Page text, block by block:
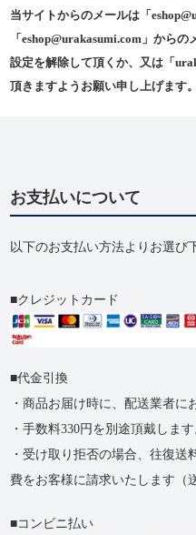
当サイトからのメールは「
「eshop@urakasumi.com」から
設定を解除して頂くか、又は「
頂きますようお願い申し上げます。
お支払いについて
以下のお支払い方法よりお選び
クレジットカード
代金引換
・商品お届け時に、配送業者に
・手数料330円を別途頂戴します
・受け取り拒否の​場合、​往復
費を​お客様に​請求いたします​（
コンビニ払い